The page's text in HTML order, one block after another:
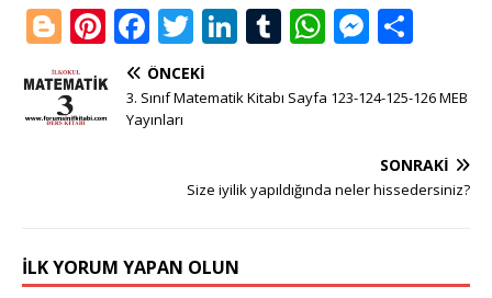
Bl
o
g
g
Pi
n
te
r
F
a
c
e
k
T
w
it
Li
k
n
T
m
W
at
p
M
ss
n
g
r
ar
ÖNCEKI
3. Sınıf Matematik Kitabı Sayfa 123-124-125-126 MEB
Yayınları
SONRAKI
Size iyilik yapıldığında neler hissedersiniz?
İLK YORUM YAPAN OLUN